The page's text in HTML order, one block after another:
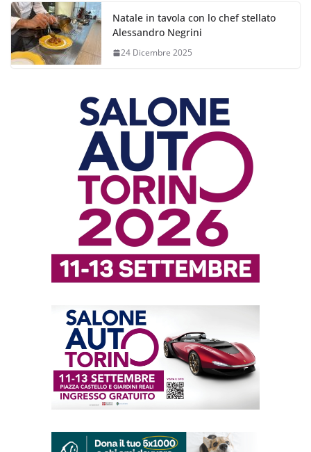
Natale in tavola con lo chef stellato
Alessandro Negrini
24 Dicembre 2025